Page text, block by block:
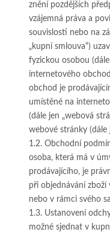
znění pozdějších
vzájemná práva a
souvislosti nebo na
„kupní smlouva“)
fyzickou osobou
internetového
obchod je
umístěné na
(dále jen „webová
webové stránky (dále
1.2. Obchodní
osoba, která má v
prodávajícího, je
při objednávání
nebo v rámci svého
1.3. Ustanovení
možné sjednat v